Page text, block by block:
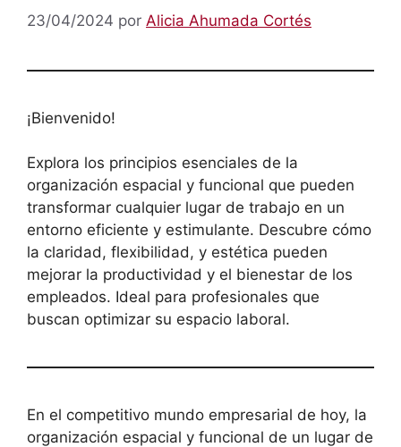
23/04/2024 por Alicia Ahumada Cortés
¡Bienvenido!
Explora los principios esenciales de la
organización espacial y funcional que pueden
transformar cualquier lugar de trabajo en un
entorno eficiente y estimulante. Descubre cómo
la claridad, flexibilidad, y estética pueden
mejorar la productividad y el bienestar de los
empleados. Ideal para profesionales que
buscan optimizar su espacio laboral.
En el competitivo mundo empresarial de hoy, la
organización espacial y funcional de un lugar de